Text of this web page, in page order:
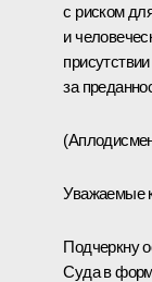
с риском
и
за
Уважаемые
Подчеркну
Суда в